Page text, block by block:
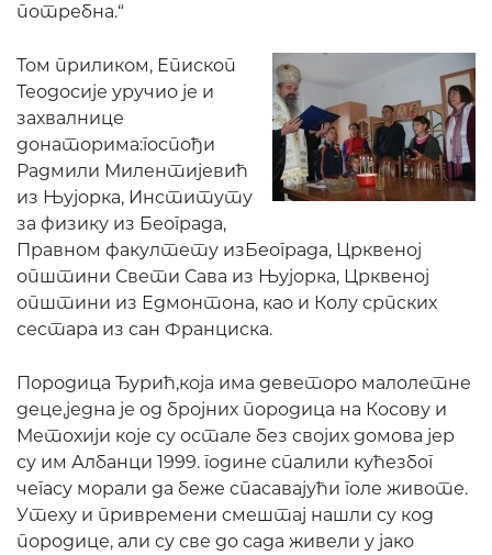
потребна.“
Том приликом, Епископ
Теодосије уручио је и
захвалнице
донаторима:госпођи
Радмили Милентијевић
из Њујорка, Институту
за физику из Београда,
Правном факултету изБеограда, Црквеној
општини Свети Сава из Њујорка, Црквеној
општини из Едмонтона, као и Колу српских
сестара из сан Франциска.
Породица Ђурић,која има деветоро малолетне
деце,једна је од бројних породица на Косову и
Метохији које су остале без својих домова јер
су им Албанци 1999. године спалили кућезбог
чегасу морали да беже спасавајући голе животе.
Утеху и привремени смештај нашли су код
породице, али су све до сада живели у јако